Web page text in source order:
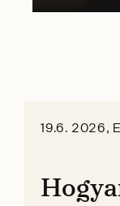
19.6. 2026,